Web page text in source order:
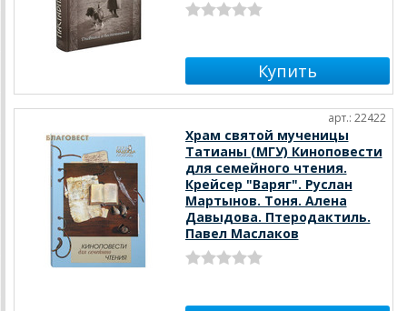
арт.: 22422
Храм святой мученицы
Татианы (МГУ) Киноповести
для семейного чтения.
Крейсер "Варяг". Руслан
Мартынов. Тоня. Алена
Давыдова. Птеродактиль.
Павел Маслаков